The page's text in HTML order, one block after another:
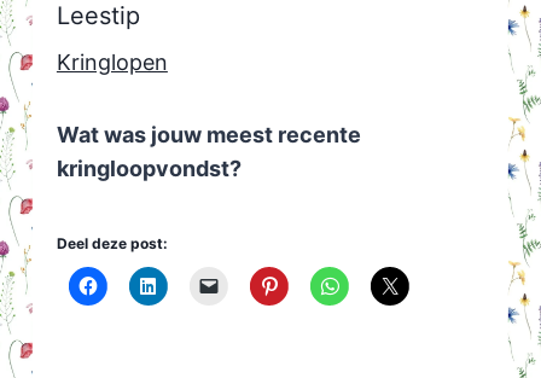
Leestip
Kringlopen
Wat was jouw meest recente
kringloopvondst?
Deel deze post: